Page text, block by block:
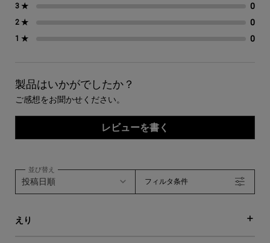
3 ★ 0
2 ★ 0
1 ★ 0
製品はいかがでしたか？
ご感想をお聞かせください。
レビューを書く
並び替え
フィルタ条件
えり